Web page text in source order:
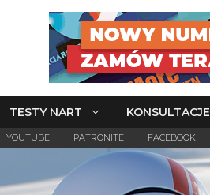
TESTY NART KONSULTACJE
YOUTUBE PATRONITE FACEBOOK